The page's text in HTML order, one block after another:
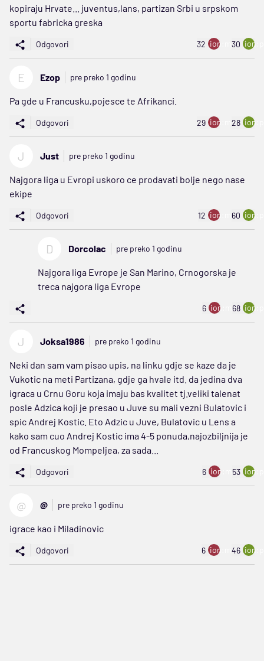
kopiraju Hrvate... juventus,lans, partizan Srbi u srpskom
sportu fabricka greska
Odgovori 32 ion:minus
30
E Ezop pre preko 1 godinu
Pa gde u Francusku,pojesce te Afrikanci.
Odgovori 29 ion:minus
28
J Just pre preko 1 godinu
Najgora liga u Evropi uskoro ce prodavati bolje nego nase
ekipe
Odgovori 12 ion:minus
60
D Dorcolac pre preko 1 godinu
Najgora liga Evrope je San Marino, Crnogorska je
treca najgora liga Evrope
6 ion:minus
68
J Joksa1986 pre preko 1 godinu
Neki dan sam vam pisao upis, na linku gdje se kaze da je
Vukotic na meti Partizana, gdje ga hvale itd. da jedina dva
igraca u Crnu Goru koja imaju bas kvalitet tj.veliki talenat
posle Adzica koji je presao u Juve su mali vezni Bulatovic i
spic Andrej Kostic. Eto Adzic u Juve, Bulatovic u Lens a
kako sam cuo Andrej Kostic ima 4-5 ponuda,najozbiljnija je
od Francuskog Mompeljea, za sada...
Odgovori 6 ion:minus
53
@ @ pre preko 1 godinu
igrace kao i Miladinovic
Odgovori 6 ion:minus
46